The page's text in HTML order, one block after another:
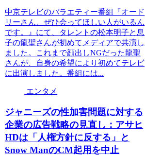
中京テレビのバラエティー番組『オード
リーさん、ぜひ会ってほしい人がいるん
です。』にて、タレントの松本明子と息
子の龍聖さんが初めてメディアで共演し
ました。これまで顔出しNGだった龍聖
さんが、自身の希望により初めてテレビ
に出演しました。番組には...
エンタメ
ジャニーズの性加害問題に対する
企業の広告戦略の見直し：アサヒ
HDは「人権方針に反する」と
Snow ManのCM起用を中止